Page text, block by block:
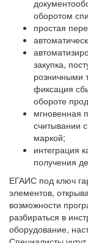
оборотом
простая
закупка,
розничными
фиксация
обороте
мгновенная
считывании
маркой;
интеграция
получения
ЕГАИС под ключ
элементов,
возможности
разбираться в
оборудование,